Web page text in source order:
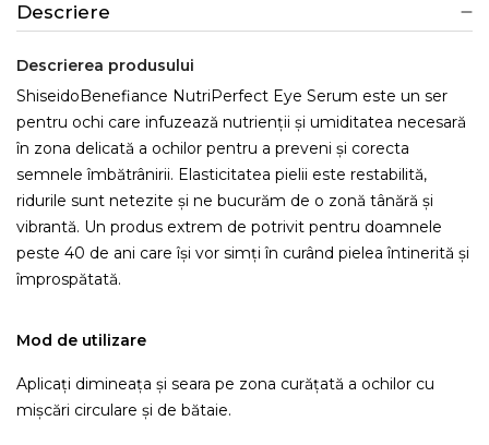
Descriere
Descrierea produsului
ShiseidoBenefiance NutriPerfect Eye Serum este un ser
pentru ochi care infuzează nutrienții și umiditatea necesară
în zona delicată a ochilor pentru a preveni și corecta
semnele îmbătrânirii. Elasticitatea pielii este restabilită,
ridurile sunt netezite și ne bucurăm de o zonă tânără și
vibrantă. Un produs extrem de potrivit pentru doamnele
peste 40 de ani care își vor simți în curând pielea întinerită și
împrospătată.
Mod de utilizare
Aplicați dimineața și seara pe zona curățată a ochilor cu
mișcări circulare și de bătaie.